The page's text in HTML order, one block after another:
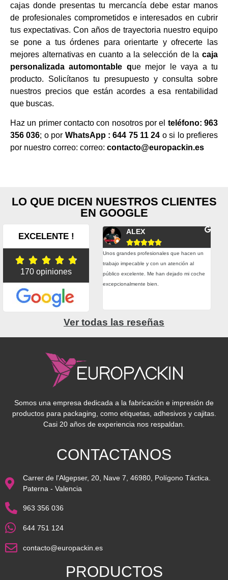
cajas donde presentas tu mercancía debe estar manos
de profesionales comprometidos e interesados en cubrir
tus expectativas. Con años de trayectoria nuestro equipo
se pone a tus órdenes para orientarte y ofrecerte las
mejores alternativas en cuanto a la selección de la caja
personalizada automontable que mejor le vaya a tu
producto. Solicítanos tu presupuesto y consulta sobre
nuestros precios que están acordes a esa rentabilidad
que buscas.
Haz un primer contacto con nosotros por el teléfono: 963
356 036; o por WhatsApp : 644 75 11 24 o si lo prefieres
por nuestro correo: correo: contacto@europackin.es
LO QUE DICEN NUESTROS CLIENTES
EN GOOGLE
EXCELENTE !
    
170 opiniones
Fernando Conesa
hemos tenido alguna urgencia real
todo lo posible por entregarnos el
a tiempo. Precio, calidad, atención,
Muy contentos con ellos.
ALEX

Unos grandes profesionales que hacen un
trabajo impecable y con un atención al
público excelente. Me han dejado mi coche
excepcionalmente bien.
Ver todas las reseñas
Somos una empresa dedicada a la fabricación e impresión de
productos para packaging, como etiquetas, adhesivos y cajitas.
Casi 20 años de experiencia nos respaldan.
CONTACTANOS
Carrer de l'Algepser, 20, Nave 7, 46980, Polígono Táctica.
Paterna - Valencia
963 356 036
644 751 124
contacto@europackin.es
PRODUCTOS